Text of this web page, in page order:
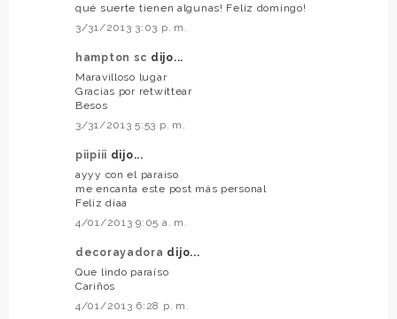
qué suerte tienen algunas! Feliz domingo!
3/31/2013 3:03 p. m.
hampton sc dijo...
Maravilloso lugar
Gracias por retwittear
Besos
3/31/2013 5:53 p. m.
piipiii dijo...
ayyy con el paraiso
me encanta este post más personal
Feliz diaa
4/01/2013 9:05 a. m.
decorayadora dijo...
Que lindo paraíso
Cariños
4/01/2013 6:28 p. m.